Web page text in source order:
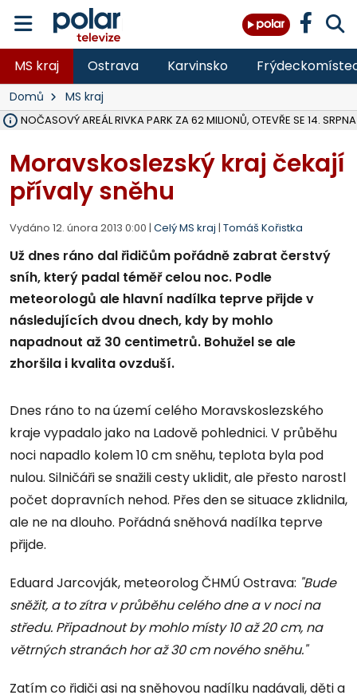
MS kraj Ostrava Karvinsko
Domů MS kraj
AREÁL RIVKA PARK ZA 62 MILIONŮ, OTEVŘE SE 14. SRPNA
Moravskoslezský kraj čekají
přívaly sněhu
Vydáno 12. února 2013 0:00 | Celý MS kraj | Tomáš Kořistka
Už dnes ráno dal řidičům pořádně zabrat čerstvý
sníh, který padal téměř celou noc. Podle
meteorologů ale hlavní nadílka teprve přijde v
následujících dvou dnech, kdy by mohlo
napadnout až 30 centimetrů. Bohužel se ale
zhoršila i kvalita ovzduší.
Dnes ráno to na území celého Moravskoslezského
kraje vypadalo jako na Ladově pohlednici. V průběhu
noci napadlo kolem 10 cm sněhu, teplota byla pod
nulou. Silničáři se snažili cesty uklidit, ale přesto narostl
počet dopravních nehod. Přes den se situace zklidnila,
ale ne na dlouho. Pořádná sněhová nadílka teprve
přijde.
Eduard Jarcovják, meteorolog ČHMÚ Ostrava: "Bude
sněžit, a to zítra v průběhu celého dne a v noci na
středu. Připadnout by mohlo místy 10 až 20 cm, na
větrných stranách hor až 30 cm nového sněhu."
Zatím co řidiči asi na sněhovou nadílku nadávali, děti a